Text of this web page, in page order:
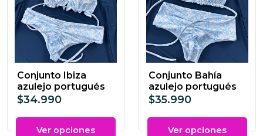
Conjunto Ibiza
azulejo portugués
$34.990
Ver opciones
Conjunto Bahía
azulejo portugués
$35.990
Ver opciones